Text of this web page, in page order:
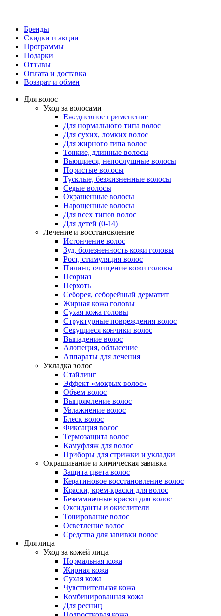
Бренды
Скидки и акции
Программы
Подарки
Отзывы
Оплата и доставка
Возврат и обмен
Для волос
Уход за волосами
Ежедневное применение
Для нормального типа волос
Для сухих, ломких волос
Для жирного типа волос
Тонкие, длинные волосы
Вьющиеся, непослушные волосы
Пористые волосы
Тусклые, безжизненные волосы
Седые волосы
Окрашенные волосы
Нарощенные волосы
Для всех типов волос
Для детей (0-14)
Лечение и восстановление
Истончение волос
Зуд, болезненность кожи головы
Рост, стимуляция волос
Пилинг, очищение кожи головы
Псориаз
Перхоть
Себорея, себорейный дерматит
Жирная кожа головы
Сухая кожа головы
Структурные повреждения волос
Секущиеся кончики волос
Выпадение волос
Алопеция, облысение
Аппараты для лечения
Укладка волос
Стайлинг
Эффект «мокрых волос»
Объем волос
Выпрямление волос
Увлажнение волос
Блеск волос
Фиксация волос
Термозащита волос
Камуфляж для волос
Приборы для стрижки и укладки
Окрашивание и химическая завивка
Защита цвета волос
Кератиновое восстановление волос
Краски, крем-краски для волос
Безаммиачные краски для волос
Оксиданты и окислители
Тонирование волос
Осветление волос
Средства для завивки волос
Для лица
Уход за кожей лица
Нормальная кожа
Жирная кожа
Сухая кожа
Чувствительная кожа
Комбинированная кожа
Для ресниц
Подростковая кожа